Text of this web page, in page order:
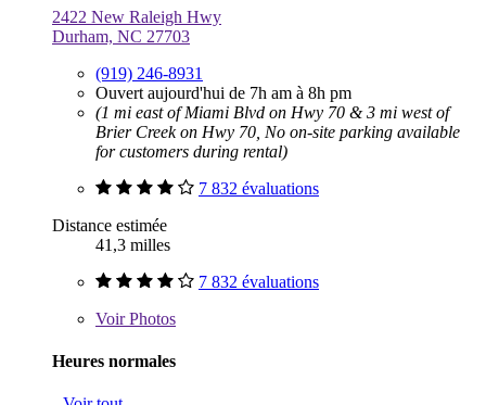
2422 New Raleigh Hwy
Durham, NC 27703
(919) 246-8931
Ouvert aujourd'hui de 7h am à 8h pm
(1 mi east of Miami Blvd on Hwy 70 & 3 mi west of
Brier Creek on Hwy 70, No on-site parking available
for customers during rental)
7 832 évaluations
Distance estimée
41,3 milles
7 832 évaluations
VoirPhotos
Heures normales